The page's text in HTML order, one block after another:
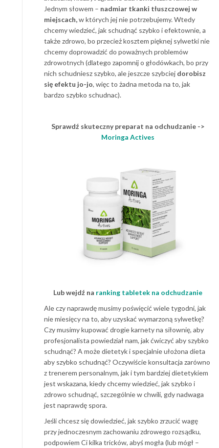
Jednym słowem – nadmiar tkanki tłuszczowej w
miejscach,w których jej nie potrzebujemy. Wtedy
chcemy wiedzieć, jak schudnąć szybko i efektownie, a
także zdrowo, bo przecież kosztem pięknej sylwetki nie
chcemy doprowadzić do poważnych problemów
zdrowotnych (dlatego zapomnij o głodówkach, bo przy
nich schudniesz szybko, ale jeszcze szybciej dorobisz
się efektu jo-jo, więc to żadna metoda na to, jak
bardzo szybko schudnac).
Sprawdź skuteczny preparat na odchudzanie ->
Moringa Actives
Lub wejdź na ranking tabletek na odchudzanie
Ale czy naprawdę musimy poświęcić wiele tygodni, jak
nie miesięcy na to, aby uzyskać wymarzoną sylwetkę?
Czy musimy kupować drogie karnety na siłownię, aby
profesjonalista powiedział nam, jak ćwiczyć aby szybko
schudnąć? A może dietetyk i specjalnie ułożona dieta
aby szybko schudnąć? Oczywiście konsultacja zarówno
z trenerem personalnym, jak i tym bardziej dietetykiem
jest wskazana, kiedy chcemy wiedzieć, jak szybko i
zdrowo schudnąć, szczególnie w chwili, gdy nadwaga
jest naprawdę spora.
Jeśli chcesz się dowiedzieć, jak szybko zrzucić wagę
przy jednoczesnym zachowaniu zdrowego rozsądku,
podpowiem Ci kilka tricków, abyś mogła (lub mógł –